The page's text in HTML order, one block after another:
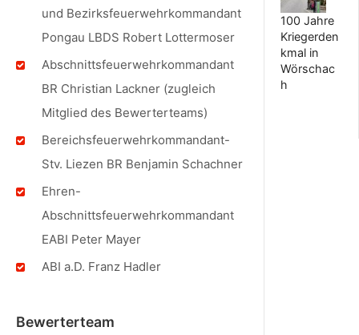
und Bezirksfeuerwehrkommandant
Pongau LBDS Robert Lottermoser
Abschnittsfeuerwehrkommandant
BR Christian Lackner (zugleich
Mitglied des Bewerterteams)
Bereichsfeuerwehrkommandant-
Stv. Liezen BR Benjamin Schachner
Ehren-
Abschnittsfeuerwehrkommandant
EABI Peter Mayer
ABI a.D. Franz Hadler
Bewerterteam
100 Jahre
Kriegerden
kmal in
Wörschac
h